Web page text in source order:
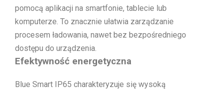
pomocą aplikacji na smartfonie, tablecie lub
komputerze. To znacznie ułatwia zarządzanie
procesem ładowania, nawet bez bezpośredniego
dostępu do urządzenia.
Efektywność energetyczna
Blue Smart IP65 charakteryzuje się wysoką